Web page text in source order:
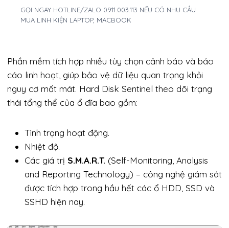
GỌI NGAY HOTLINE/ZALO 0911.003.113 NẾU CÓ NHU CẦU
MUA LINH KIỆN LAPTOP, MACBOOK
Phần mềm tích hợp nhiều tùy chọn cảnh báo và báo
cáo linh hoạt, giúp bảo vệ dữ liệu quan trọng khỏi
nguy cơ mất mát. Hard Disk Sentinel theo dõi trạng
thái tổng thể của ổ đĩa bao gồm:
Tình trạng hoạt động.
Nhiệt độ.
Các giá trị S.M.A.R.T. (Self-Monitoring, Analysis
and Reporting Technology) – công nghệ giám sát
được tích hợp trong hầu hết các ổ HDD, SSD và
SSHD hiện nay.